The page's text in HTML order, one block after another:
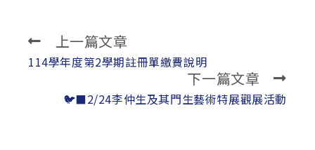
Read
more
上一篇文章
114學年度第2學期註冊單繳費說明
下一篇文章
🐦‍⬛2/24李仲生及其門生藝術特展觀展活動